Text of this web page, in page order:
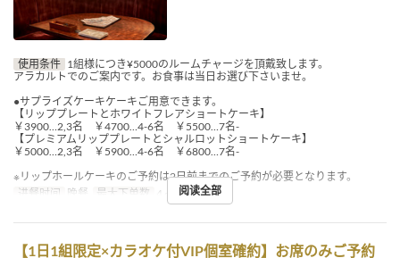
使用条件 1組様につき¥5000のルームチャージを頂戴致します。
アラカルトでのご案内です。お食事は当日お選び下さいませ。
●サプライズケーキケーキご用意できます。
【リッププレートとホワイトフレアショートケーキ】
￥3900…2,3名 ￥4700…4-6名 ￥5500…7名-
【プレミアムリッププレートとシャルロットショートケーキ】
￥5000…2,3名 ￥5900…4-6名 ￥6800…7名-
※リップホールケーキのご予約は2日前までのご予約が必要となります。
进餐时间 晚餐 最大下单数 4 ~ 6 阅读全部
【1日1組限定×カラオケ付VIP個室確約】お席のみご予約